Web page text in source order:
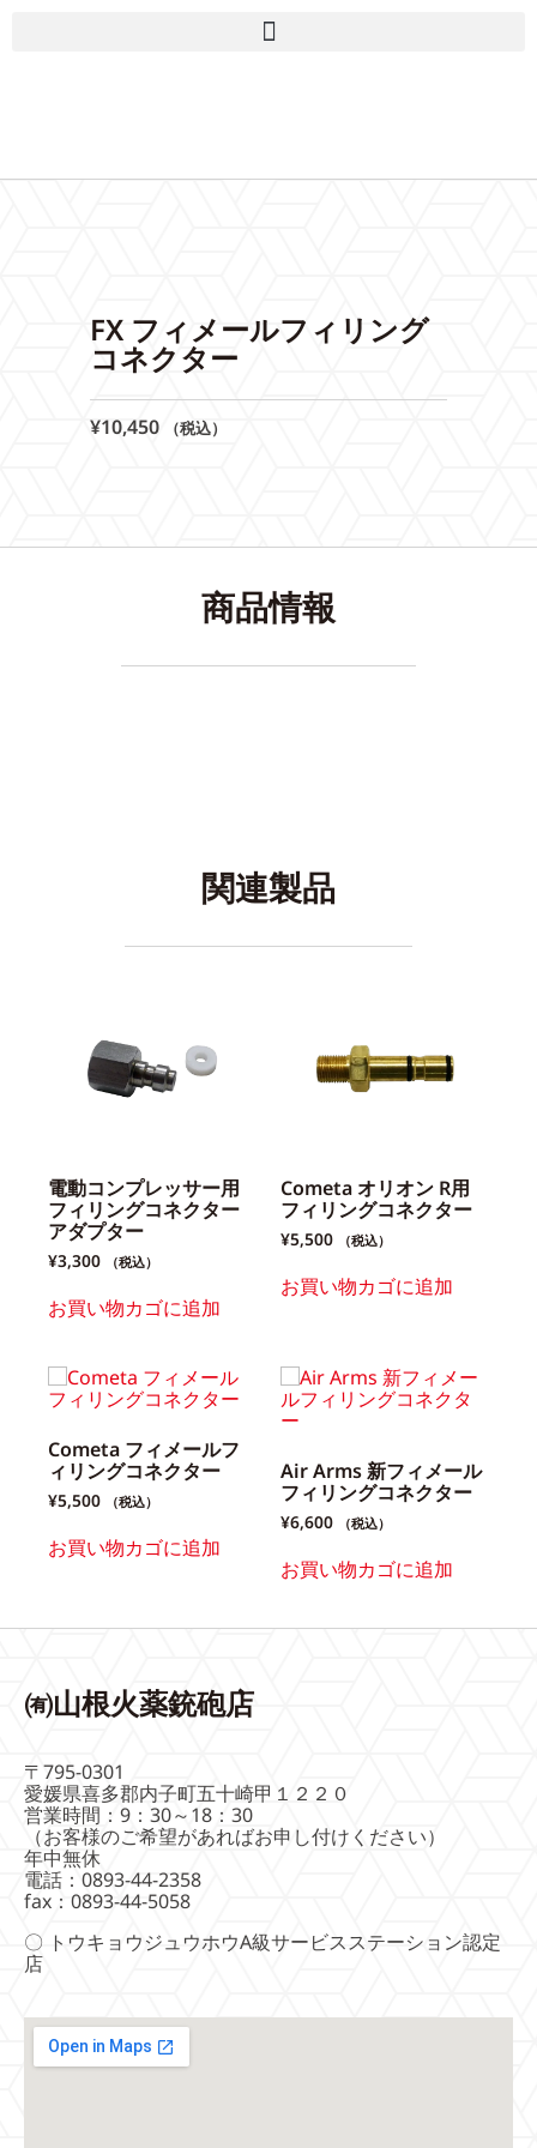
FX フィメールフィリング
コネクター
¥10,450 （税込）
商品情報
関連製品
電動コンプレッサー用
フィリングコネクター
アダプター
¥3,300 （税込）
お買い物カゴに追加
Cometa オリオン R用
フィリングコネクター
¥5,500 （税込）
お買い物カゴに追加
Cometa フィメールフ
ィリングコネクター
¥5,500 （税込）
お買い物カゴに追加
Air Arms 新フィメール
フィリングコネクター
¥6,600 （税込）
お買い物カゴに追加
㈲山根火薬銃砲店
〒795-0301
愛媛県喜多郡内子町五十崎甲１２２０
営業時間：9：30～18：30
（お客様のご希望があればお申し付けください）
年中無休
電話：0893-44-2358
fax：0893-44-5058
〇 トウキョウジュウホウA級サービスステーション認定
店